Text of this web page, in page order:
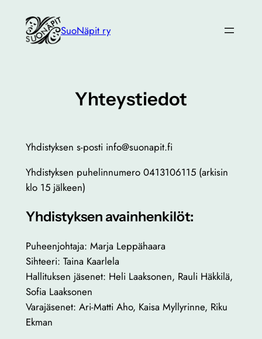
sisältöön
SuoNäpit ry
Yhteystiedot
Yhdistyksen s-posti info@suonapit.fi
Yhdistyksen puhelinnumero 0413106115 (arkisin
klo 15 jälkeen)
Yhdistyksen avainhenkilöt:
Puheenjohtaja: Marja Leppähaara
Sihteeri: Taina Kaarlela
Hallituksen jäsenet: Heli Laaksonen, Rauli Häkkilä,
Sofia Laaksonen
Varajäsenet: Ari-Matti Aho, Kaisa Myllyrinne, Riku
Ekman